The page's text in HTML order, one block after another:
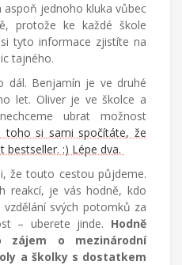
jednoho kluka vůbec
protože ke každé škole
tyto informace zjistíte na
tajného.
dál. Benjamín je ve druhé
let. Oliver je ve školce a
ubrat možnost
toho si sami spočítáte, že
:) Lépe dva.
že touto cestou půjdeme.
reakcí, je vás hodně, kdo
svých potomků za
– uberete jinde. Hodně
o mezinárodní
a školky s dostatkem